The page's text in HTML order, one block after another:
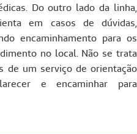
Do outro lado da linha,
em casos de dúvidas,
encaminhamento para os
no local. Não se trata
de um serviço de orientação
e encaminhar para